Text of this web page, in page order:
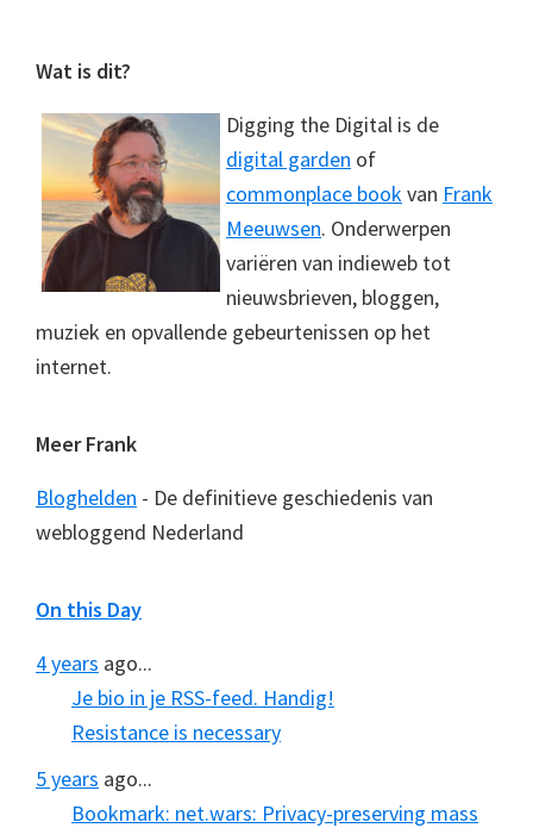
Footer
Wat is dit?
Digging the Digital is de
digital garden of
commonplace bookvan Frank
Meeuwsen. Onderwerpen
variëren van indieweb tot
nieuwsbrieven, bloggen,
muziek en opvallende gebeurtenissen op het
internet.
Meer Frank
Bloghelden - De definitieve geschiedenis van
webloggend Nederland
On this Day
4 years ago...
Je bio in je RSS-feed. Handig!
Resistance is necessary
5 years ago...
Bookmark: net.wars: Privacy-preserving mass